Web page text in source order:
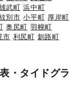
武町 浜中町
別市 小平町 厚岸町
奥尻町 羽幌町
市 利尻町 釧路町
・タイドグラ